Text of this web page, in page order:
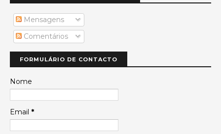
Mensagens
Comentários
FORMULÁRIO DE CONTACTO
Nome
Email *